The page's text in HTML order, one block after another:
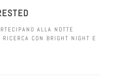
ALLA NOTTE
RICERCA CON BRIGHT NIGHT E